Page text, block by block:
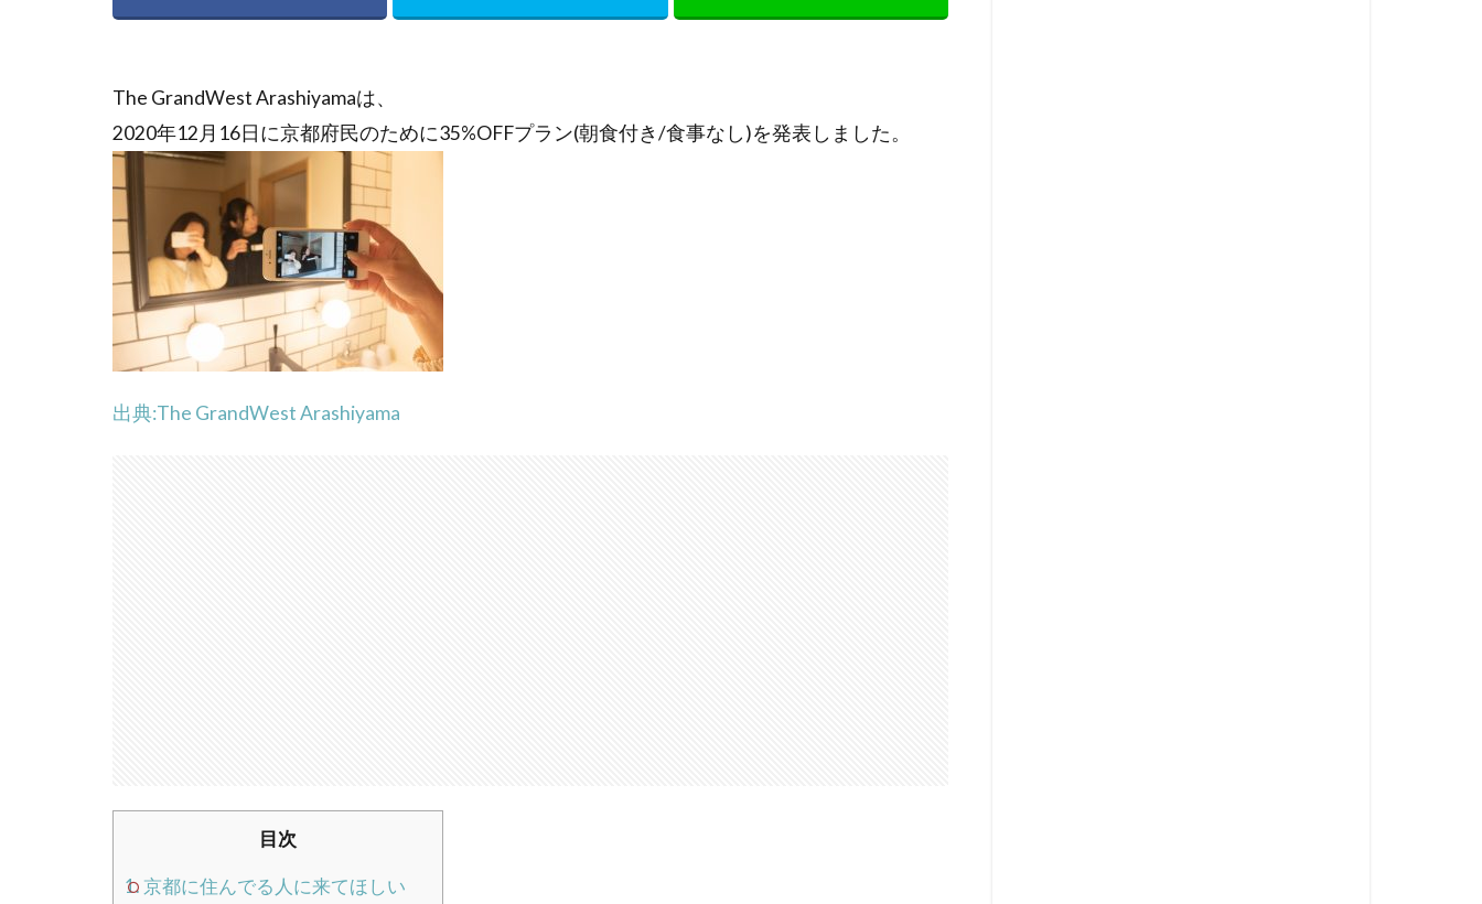
The GrandWest Arashiyamaは、
2020年12月16日に京都府民のために35%OFFプラン(朝食付き/食事なし)を発表しました。
出典:The GrandWest Arashiyama
目次
1. 京都に住んでる人に来てほしい